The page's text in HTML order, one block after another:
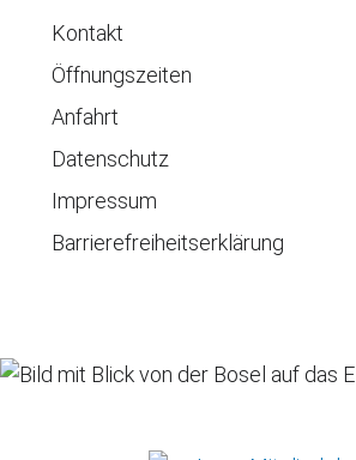
Kontakt
Öffnungszeiten
Anfahrt
Datenschutz
Impressum
Barrierefreiheitserklärung